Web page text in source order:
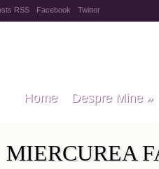
RSS Facebook Twitter
Home Despre Mine»
MIERCUREA